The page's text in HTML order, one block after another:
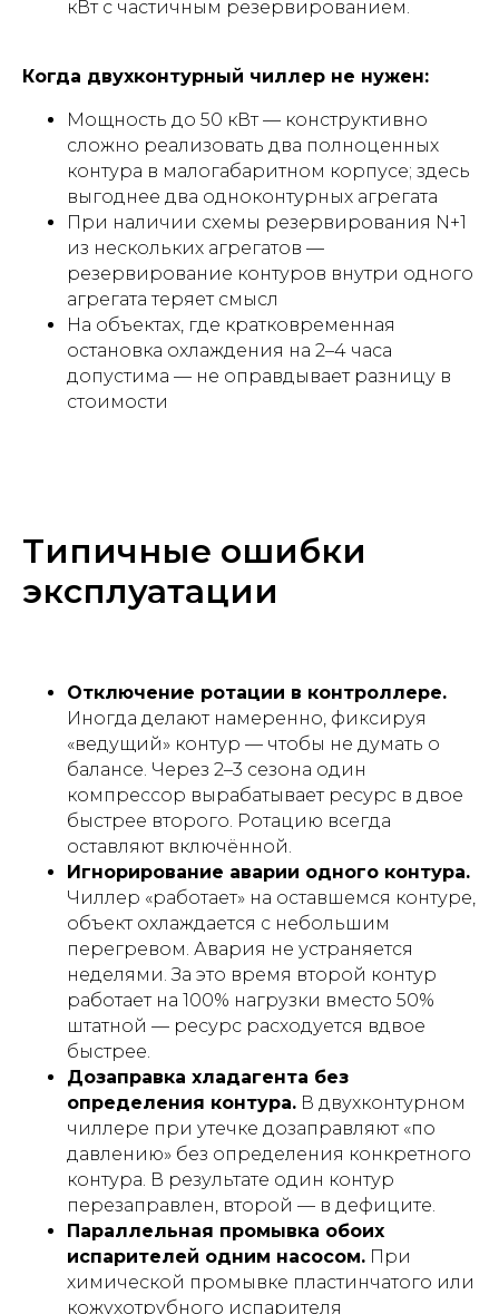
кВт с частичным резервированием.
Когда двухконтурный чиллер не нужен:
Мощность до 50 кВт — конструктивно
сложно реализовать два полноценных
контура в малогабаритном корпусе; здесь
выгоднее два одноконтурных агрегата
При наличии схемы резервирования N+1
из нескольких агрегатов —
резервирование контуров внутри одного
агрегата теряет смысл
На объектах, где кратковременная
остановка охлаждения на 2–4 часа
допустима — не оправдывает разницу в
стоимости
Типичные ошибки
эксплуатации
Отключение ротации в контроллере.
Иногда делают намеренно, фиксируя
«ведущий» контур — чтобы не думать о
балансе. Через 2–3 сезона один
компрессор вырабатывает ресурс в двое
быстрее второго. Ротацию всегда
оставляют включённой.
Игнорирование аварии одного контура.
Чиллер «работает» на оставшемся контуре,
объект охлаждается с небольшим
перегревом. Авария не устраняется
неделями. За это время второй контур
работает на 100% нагрузки вместо 50%
штатной — ресурс расходуется вдвое
быстрее.
Дозаправка хладагента без
определения контура. В двухконтурном
чиллере при утечке дозаправляют «по
давлению» без определения конкретного
контура. В результате один контур
перезаправлен, второй — в дефиците.
Параллельная промывка обоих
испарителей одним насосом. При
химической промывке пластинчатого или
кожухотрубного испарителя